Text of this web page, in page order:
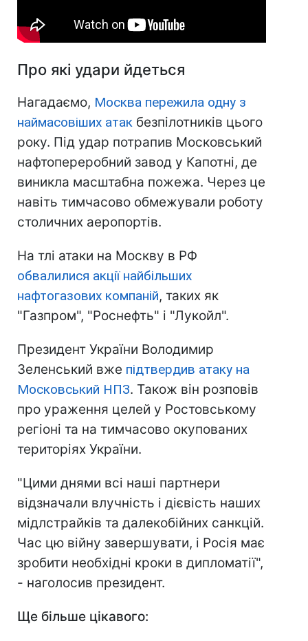
Про які удари йдеться
Нагадаємо, Москва пережила одну з
наймасовіших атак безпілотників цього
року. Під удар потрапив Московський
нафтопереробний завод у Капотні, де
виникла масштабна пожежа. Через це
навіть тимчасово обмежували роботу
столичних аеропортів.
На тлі атаки на Москву в РФ
обвалилися акції найбільших
нафтогазових компаній, таких як
"Газпром", "Роснефть" і "Лукойл".
Президент України Володимир
Зеленський вже підтвердив атаку на
Московський НПЗ. Також він розповів
про ураження целей у Ростовському
регіоні та на тимчасово окупованих
територіях України.
"Цими днями всі наші партнери
відзначали влучність і дієвість наших
мідлстрайків та далекобійних санкцій.
Час цю війну завершувати, і Росія має
зробити необхідні кроки в дипломатії",
- наголосив президент.
Ще більше цікавого: